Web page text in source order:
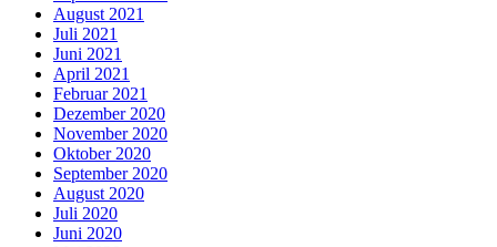
August 2021
Juli 2021
Juni 2021
April 2021
Februar 2021
Dezember 2020
November 2020
Oktober 2020
September 2020
August 2020
Juli 2020
Juni 2020